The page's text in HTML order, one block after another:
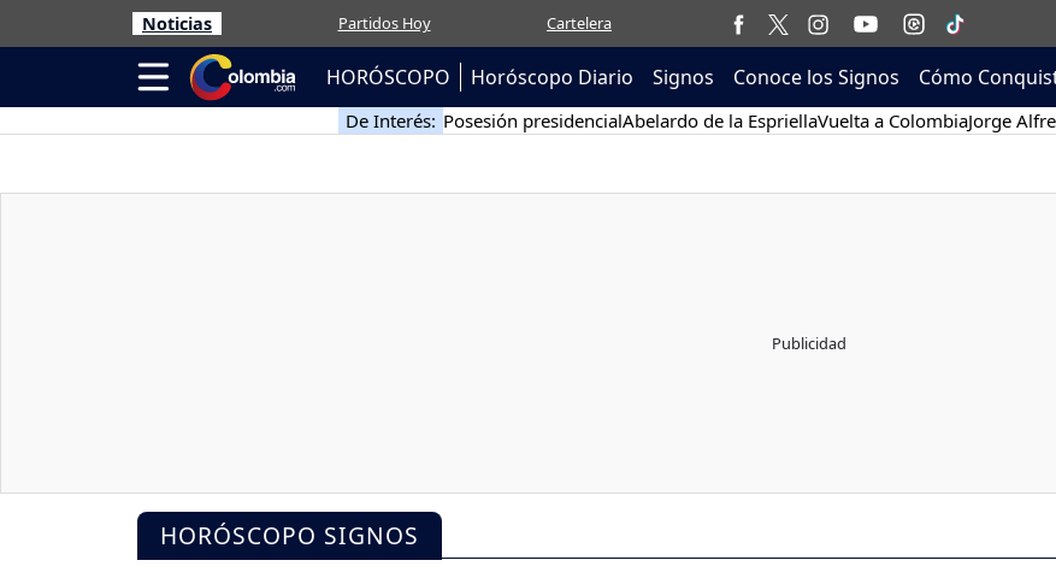
Noticias Partidos Hoy Cartelera
HORÓSCOPO Horóscopo Diario Signos Conoce los Signos Cómo
De Interés: Posesión presidencialAbelardo de la EspriellaVuelta a ColombiaJorge
HORÓSCOPO SIGNOS